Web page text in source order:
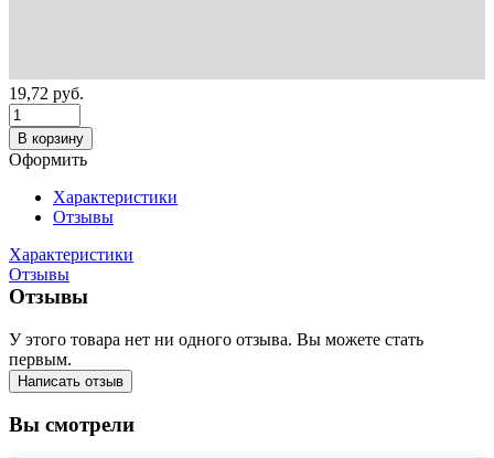
19,72 руб.
В корзину
Оформить
Характеристики
Отзывы
Характеристики
Отзывы
Отзывы
У этого товара нет ни одного отзыва. Вы можете стать
первым.
Написать отзыв
Вы смотрели